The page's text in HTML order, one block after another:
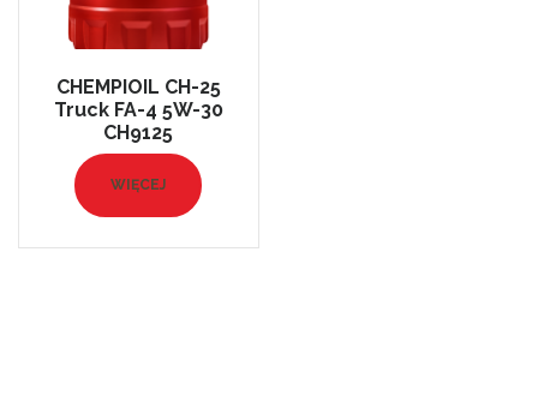
CHEMPIOIL CH-25
Truck FA-4 5W-30
CH9125
WIĘCEJ